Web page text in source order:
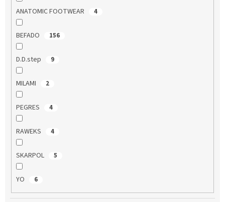
ANATOMIC FOOTWEAR 4
BEFADO 156
D.D.step 9
MILAMI 2
PEGRES 4
RAWEKS 4
SKARPOL 5
YO 6